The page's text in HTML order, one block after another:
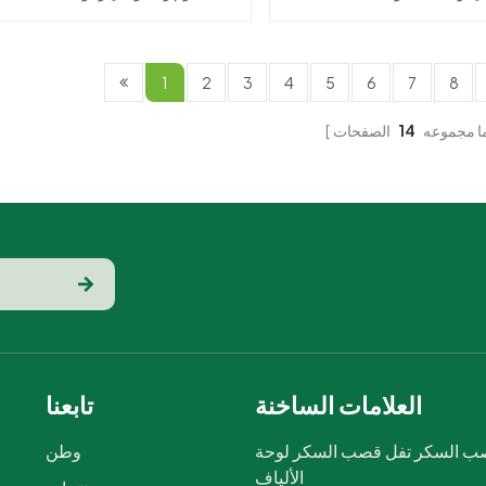
للتحلل الحيوي والتحلل 🛡️ خيار الغطاء
الآمن: غطاء شفاف اختياري لعرض
ومسؤول
الطعام ومتين: هيكل قوي
للتسرب وقابل للاستخدام في
لتجربة طعام آمنة وصحية
المنزلي
1 2 3 4 5 6 7 8
مجموعه 14
تابعنا
وطن
العلامات الساخنة
السكر تفل قصب السكر لوحة
الألياف